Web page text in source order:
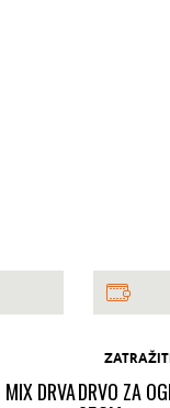
DRVADRVO ZA